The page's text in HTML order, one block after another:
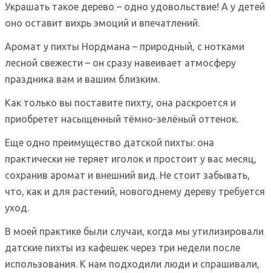
Украшать такое дерево – одно удовольствие! А у детей
оно оставит вихрь эмоций и впечатлений.
Аромат у пихты Нордмана – природный, с нотками
лесной свежести – он сразу навеивает атмосферу
праздника вам и вашим близким.
Как только вы поставите пихту, она раскроется и
приобретет насыщенный тёмно-зелёный оттенок.
Еще одно преимущество датской пихты: она
практически не теряет иголок и простоит у вас месяц,
сохранив аромат и внешний вид. Не стоит забывать,
что, как и для растений, новогоднему дереву требуется
уход.
В моей практике были случаи, когда мы утилизировали
датские пихты из кафешек через три недели после
использования. К нам подходили люди и спрашивали,